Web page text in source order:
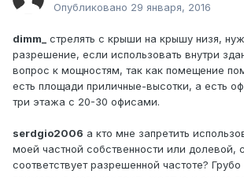
Опубликовано 29 января, 2016
dimm_ стрелять с крыши на крышу низя,
разрешение, если использовать внутри
вопрос к мощностям, так как помещение
есть площади приличные-высотки, а есть
три этажа с 20-30 офисами.
serdgio2006 а кто мне запретить
моей частной собственности или долевой,
соответствует разрешенной частоте?